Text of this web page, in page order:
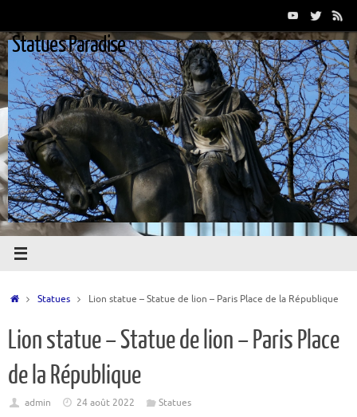
contenu
Statues Paradise
Accueil
Statues Lion statue – Statue de lion – Paris Place de la République
Lion statue – Statue de lion – Paris Place
de la République
admin 24 août 2022 Statues